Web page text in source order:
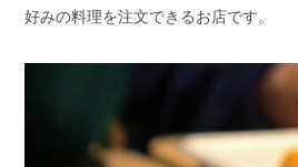
好みの料理を注文できるお店です。